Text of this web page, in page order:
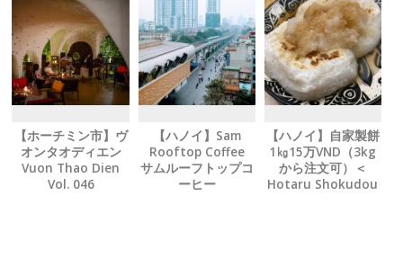
【ホーチミン市】ヴ
オンタオディエン
Vuon Thao Dien
Vol. 046
【ハノイ】Sam
Rooftop Coffee
サムルーフトップコ
ーヒー
【ハノイ】自家製餅
1㎏15万VND（3kg
から注文可）＜
Hotaru Shokudou